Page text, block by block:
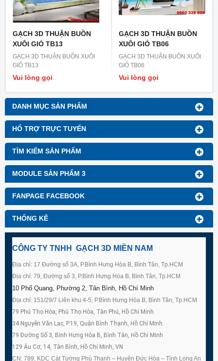
DANH MỤC SẢN PHẨM
HỔ TRỢ TRỰC TUYẾN
TÌM KIẾM SẢN PHẨM
MODULE SẢN PHẨM 3
FANPAGE FACEBOOK
THỐNG KÊ
GẠCH 3D THUẬN BUỒN
XUÔI GIÓ TB13
GẠCH 3D THUẬN BUỒN XUÔI
GIÓ TB13
Vui lòng gọi
GẠCH 3D THUẬN BUỒN
XUÔI GIÓ TB06
GẠCH 3D THUẬN BUỒN XUÔI
GIÓ TB06
Vui lòng gọi
CÔNG TY TNHH GẠCH 3D MIỀN NAM
Địa chỉ: 17 Đường số 3A, P.Bình Hưng Hòa B, Bình Tân, Tp.HCM
Địa chỉ: 79, Đường số 3, P.Bình Hưng Hòa B, Bình Tân, Tp.HCM
10 Phổ Quang, Phường 2, Tân Bình, Hồ Chí Minh
Địa chỉ: 151/29/7 Liên khu 4-5, P.Bình Hưng Hòa B, Bình Tân, Tp.HCM
79 Phú Thọ Hòa, Phú Thọ Hòa, Tân Phú, Hồ Chí Minh.
34 Nguyễn Văn Lạc, P.19, Quận Bình Thạnh, Hồ Chí Minh.
79 Đường Số 3, Bình Hưng Hòa B, Bình Tân, Hồ Chí Minh
129 Âu Cơ, 14, Tân Bình, Hồ Chí Minh, VN
CN: 789, KDC Cát Tường Phú Thạnh – Huyện Đức Hòa – Tỉnh Long An